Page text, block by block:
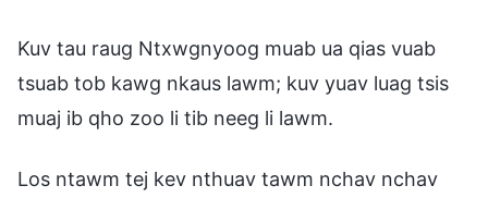
Kuv tau raug Ntxwgnyoog muab ua qias vuab
tsuab tob kawg nkaus lawm; kuv yuav luag tsis
muaj ib qho zoo li tib neeg li lawm.
Los ntawm tej kev nthuav tawm nchav nchav